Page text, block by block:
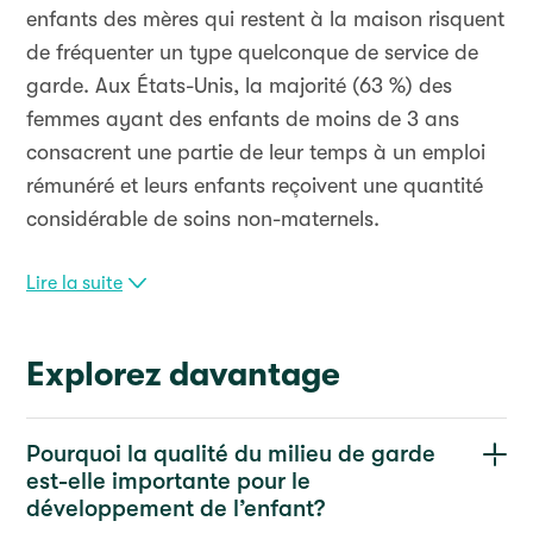
enfants des mères qui restent à la maison risquent
de fréquenter un type quelconque de service de
garde. Aux États-Unis, la majorité (63 %) des
femmes ayant des enfants de moins de 3 ans
consacrent une partie de leur temps à un emploi
rémunéré et leurs enfants reçoivent une quantité
considérable de soins non-maternels.
Lire la suite
Explorez davantage
Pourquoi la qualité du milieu de garde
est-elle importante pour le
développement de l’enfant?